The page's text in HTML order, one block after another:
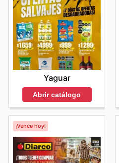
Yaguar
Abrir catálogo
¡Vence hoy!